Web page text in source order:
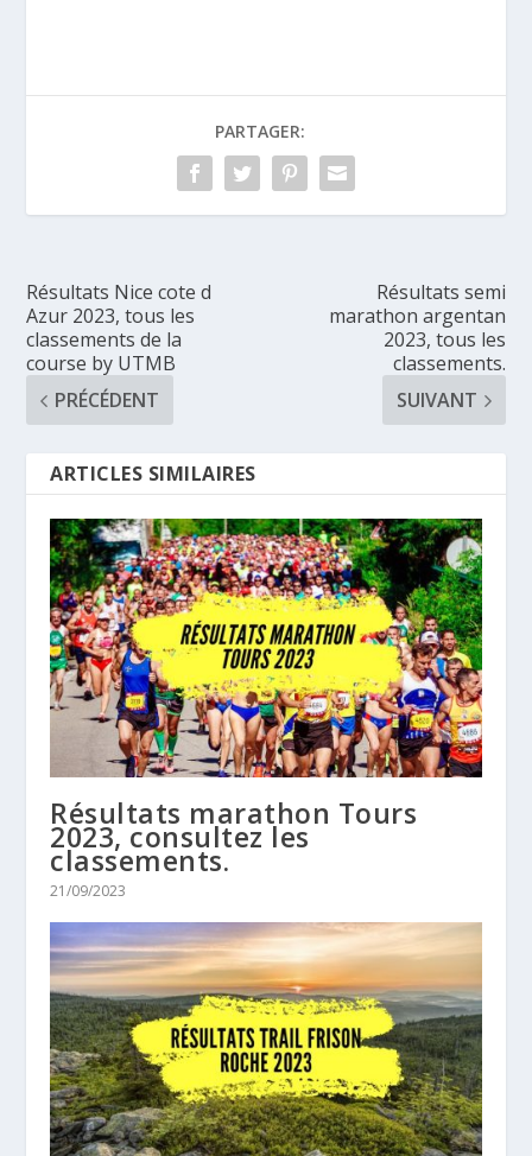
PARTAGER:
Résultats Nice cote d
Azur 2023, tous les
classements de la
course by UTMB
PRÉCÉDENT
Résultats semi
marathon argentan
2023, tous les
classements.
SUIVANT
ARTICLES SIMILAIRES
Résultats marathon Tours
2023, consultez les
classements.
21/09/2023